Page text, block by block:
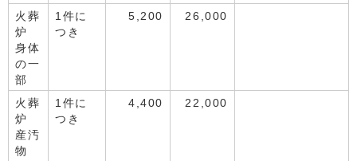
火葬
炉
身体
の一
部
1件に
つき
5,200 26,000
火葬
炉
産汚
物
1件に
つき
4,400 22,000